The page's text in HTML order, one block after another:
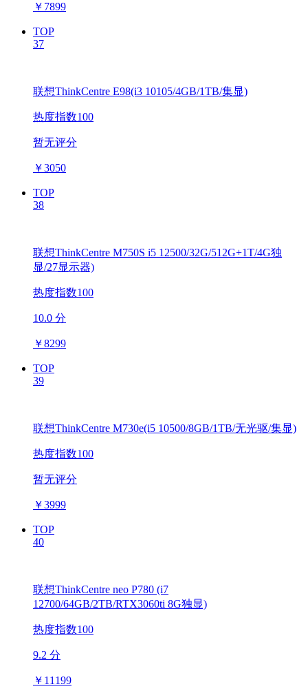
￥ 7899
TOP
37
联想ThinkCentre E98(i3 10105/4GB/1TB/集显)
热度指数100
暂无评分
￥3050
TOP
38
联想ThinkCentre M750S i5 12500/32G/512G+1T/4G独
显/27显示器)
热度指数100
10.0 分
￥8299
TOP
39
联想ThinkCentre M730e(i5 10500/8GB/1TB/无光驱/集显)
热度指数100
暂无评分
￥3999
TOP
40
联想ThinkCentre neo P780 (i7
12700/64GB/2TB/RTX3060ti 8G独显)
热度指数100
9.2 分
￥ 11199